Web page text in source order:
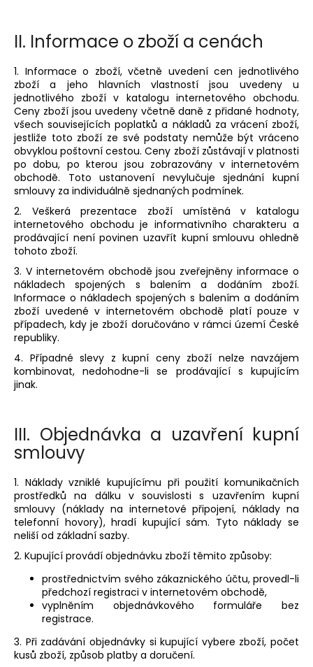
II. Informace o zboží a cenách
1. Informace o zboží, včetně uvedení cen jednotlivého
zboží a jeho hlavních vlastností jsou uvedeny u
jednotlivého zboží v katalogu internetového obchodu.
Ceny zboží jsou uvedeny včetně daně z přidané hodnoty,
všech souvisejících poplatků a nákladů za vrácení zboží,
jestliže toto zboží ze své podstaty nemůže být vráceno
obvyklou poštovní cestou. Ceny zboží zůstávají v platnosti
po dobu, po kterou jsou zobrazovány v internetovém
obchodě. Toto ustanovení nevylučuje sjednání kupní
smlouvy za individuálně sjednaných podmínek.
2. Veškerá prezentace zboží umístěná v katalogu
internetového obchodu je informativního charakteru a
prodávající není povinen uzavřít kupní smlouvu ohledně
tohoto zboží.
3. V internetovém obchodě jsou zveřejněny informace o
nákladech spojených s balením a dodáním zboží.
Informace o nákladech spojených s balením a dodáním
zboží uvedené v internetovém obchodě platí pouze v
případech, kdy je zboží doručováno v rámci území České
republiky.
4. Případné slevy z kupní ceny zboží nelze navzájem
kombinovat, nedohodne-li se prodávající s kupujícím
jinak.
III. Objednávka a uzavření kupní
smlouvy
1. Náklady vzniklé kupujícímu při použití komunikačních
prostředků na dálku v souvislosti s uzavřením kupní
smlouvy (náklady na internetové připojení, náklady na
telefonní hovory), hradí kupující sám. Tyto náklady se
neliší od základní sazby.
2. Kupující provádí objednávku zboží těmito způsoby:
prostřednictvím svého zákaznického účtu, provedl-li
předchozí registraci v internetovém obchodě,
vyplněním objednávkového formuláře bez
registrace.
3. Při zadávání objednávky si kupující vybere zboží, počet
kusů zboží, způsob platby a doručení.